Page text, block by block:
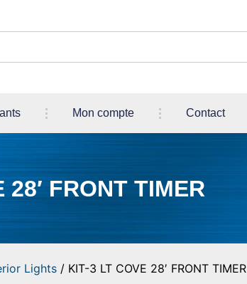
Mon compte Contact
28′ FRONT TIMER
Lights / KIT-3 LT COVE 28′ FRONT TIMER